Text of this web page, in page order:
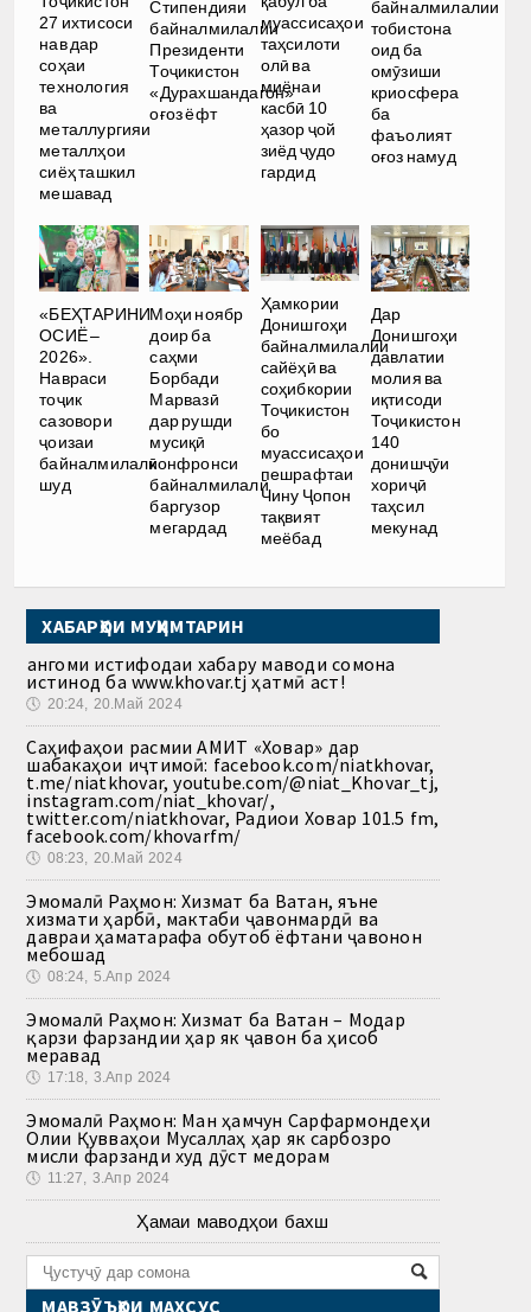
27 ихтисоси
нав дар
соҳаи
технология
ва
металлургияи
металлҳои
сиёҳ ташкил
мешавад
Стипендияи
байналмилалии
Президенти
Тоҷикистон
«Дурахшандагон»
оғоз ёфт
муассисаҳои
таҳсилоти
олӣ ва
миёнаи
касбӣ 10
ҳазор ҷой
зиёд ҷудо
гардид
байналмилалии
тобистона
оид ба
омӯзиши
криосфера
ба
фаъолият
оғоз намуд
«БЕҲТАРИНИ
ОСИЁ –
2026».
Навраси
тоҷик
сазовори
ҷоизаи
байналмилалӣ
шуд
Моҳи ноябр
доир ба
саҳми
Борбади
Марвазӣ
дар рушди
мусиқӣ
конфронси
байналмилалӣ
баргузор
мегардад
Ҳамкории
Донишгоҳи
байналмилалии
сайёҳӣ ва
соҳибкории
Тоҷикистон
бо
муассисаҳои
пешрафтаи
Чину Ҷопон
тақвият
меёбад
Дар
Донишгоҳи
давлатии
молия ва
иқтисоди
Тоҷикистон
140
донишҷӯи
хориҷӣ
таҳсил
мекунад
ХАБАРҲОИ МУҲИМТАРИН
Ҳангоми истифодаи хабару маводи сомона
истинод ба www.khovar.tj ҳатмӣ аст!
🕔 20:24, 20.Май 2024
Саҳифаҳои расмии АМИТ «Ховар» дар
шабакаҳои иҷтимоӣ: facebook.com/niatkhovar,
t.me/niatkhovar, youtube.com/@niat_Khovar_tj,
instagram.com/niat_khovar/,
twitter.com/niatkhovar, Радиои Ховар 101.5 fm,
facebook.com/khovarfm/
🕔 08:23, 20.Май 2024
Эмомалӣ Раҳмон: Хизмат ба Ватан, яъне
хизмати ҳарбӣ, мактаби ҷавонмардӣ ва
давраи ҳаматарафа обутоб ёфтани ҷавонон
мебошад
🕔 08:24, 5.Апр 2024
Эмомалӣ Раҳмон: Хизмат ба Ватан – Модар
қарзи фарзандии ҳар як ҷавон ба ҳисоб
меравад
🕔 17:18, 3.Апр 2024
Эмомалӣ Раҳмон: Ман ҳамчун Сарфармондеҳи
Олии Қувваҳои Мусаллаҳ ҳар як сарбозро
мисли фарзанди худ дӯст медорам
🕔 11:27, 3.Апр 2024
Ҳамаи маводҳои бахш
МАВЗӮЪҲОИ МАХСУС